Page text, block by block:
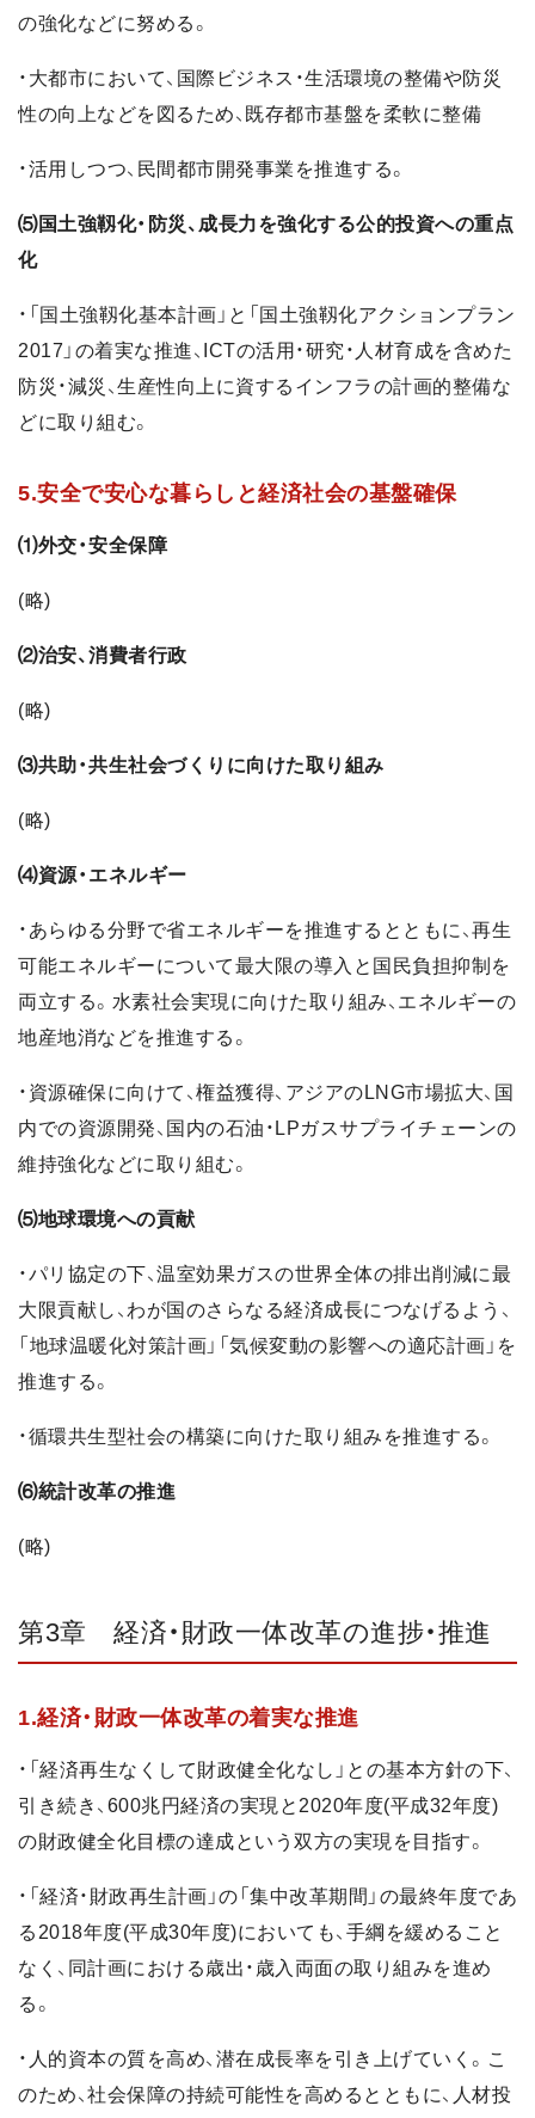
の強化などに努める。
・大都市において、国際ビジネス・生活環境の整備や防災
性の向上などを図るため、既存都市基盤を柔軟に整備
・活用しつつ、民間都市開発事業を推進する。
⑸国土強靱化・防災、成長力を強化する公的投資への重点
化
・「国土強靱化基本計画」と「国土強靱化アクションプラン
2017」の着実な推進、ICTの活用・研究・人材育成を含めた
防災・減災、生産性向上に資するインフラの計画的整備な
どに取り組む。
5.安全で安心な暮らしと経済社会の基盤確保
⑴外交・安全保障
(略)
⑵治安、消費者行政
(略)
⑶共助・共生社会づくりに向けた取り組み
(略)
⑷資源・エネルギー
・あらゆる分野で省エネルギーを推進するとともに、再生
可能エネルギーについて最大限の導入と国民負担抑制を
両立する。水素社会実現に向けた取り組み、エネルギーの
地産地消などを推進する。
・資源確保に向けて、権益獲得、アジアのLNG市場拡大、国
内での資源開発、国内の石油・LPガスサプライチェーンの
維持強化などに取り組む。
⑸地球環境への貢献
・パリ協定の下、温室効果ガスの世界全体の排出削減に最
大限貢献し、わが国のさらなる経済成長につなげるよう、
「地球温暖化対策計画」「気候変動の影響への適応計画」を
推進する。
・循環共生型社会の構築に向けた取り組みを推進する。
⑹統計改革の推進
(略)
第3章 経済・財政一体改革の進捗・推進
1.経済・財政一体改革の着実な推進
・「経済再生なくして財政健全化なし」との基本方針の下、
引き続き、600兆円経済の実現と2020年度(平成32年度)
の財政健全化目標の達成という双方の実現を目指す。
・「経済・財政再生計画」の「集中改革期間」の最終年度であ
る2018年度(平成30年度)においても、手綱を緩めること
なく、同計画における歳出・歳入両面の取り組みを進め
る。
・人的資本の質を高め、潜在成長率を引き上げていく。こ
のため、社会保障の持続可能性を高めるとともに、人材投